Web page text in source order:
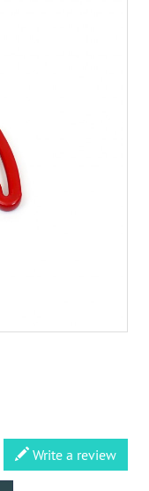
Write a review